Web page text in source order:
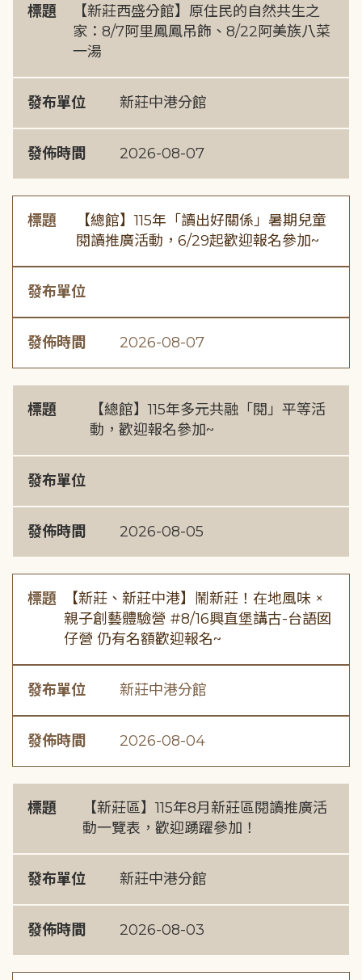
標題
【新莊西盛分館】原住民的自然共生之
家：8/7阿里鳳鳳吊飾、8/22阿美族八菜
一湯
發布單位 新莊中港分館
發佈時間 2026-08-07
標題
【總館】115年「讀出好關係」暑期兒童
閱讀推廣活動，6/29起歡迎報名參加~
發布單位
發佈時間 2026-08-07
標題
【總館】115年多元共融「閱」平等活
動，歡迎報名參加~
發布單位
發佈時間 2026-08-05
標題
【新莊、新莊中港】鬧新莊！在地風味 ×
親子創藝體驗營 #8/16興直堡講古-台語囡
仔營 仍有名額歡迎報名~
發布單位 新莊中港分館
發佈時間 2026-08-04
標題
【新莊區】115年8月新莊區閱讀推廣活
動一覽表，歡迎踴躍參加！
發布單位 新莊中港分館
發佈時間 2026-08-03